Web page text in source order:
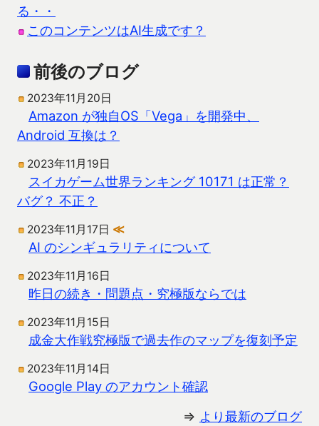
る・・
このコンテンツはAI生成です？
前後のブログ
2023年11月20日
Amazon が独自OS「Vega」を開発中、
Android 互換は？
2023年11月19日
スイカゲーム世界ランキング 10171 は正常？
バグ？ 不正？
2023年11月17日 ≪
AI のシンギュラリティについて
2023年11月16日
昨日の続き・問題点・究極版ならでは
2023年11月15日
成金大作戦究極版で過去作のマップを復刻予定
2023年11月14日
Google Play のアカウント確認
⇒ より最新のブログ